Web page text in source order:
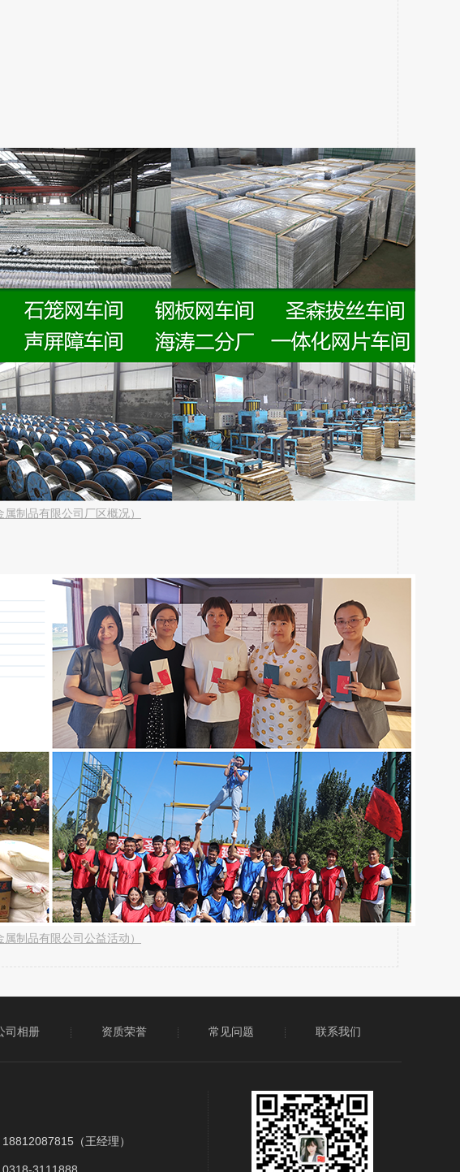
属制品有限公司厂区概况）
属制品有限公司公益活动）
司相册 资质荣誉 常见问题 联系我们
（王经理）